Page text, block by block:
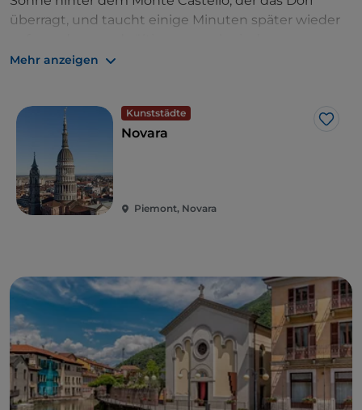
überragt, und taucht einige Minuten später wieder
Dorf mit einem der schönsten Panoramabalkone
Italiens. Wir sprechen von der
Wallfahrtskirche der
Madonna del Sasso
gesamten Ortasee, einschließlich der
San Giulio, überblicken kann
richtige Weg, um sich vom See zu verabschieden,
Mehr anzeigen
Kunststädte
Like
Novara
Piemont, Novara